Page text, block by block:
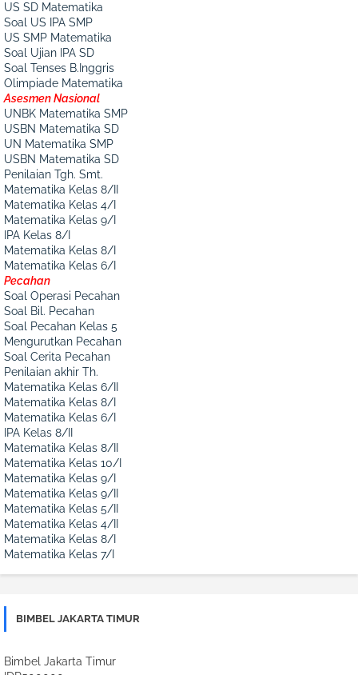
US SD Matematika
Soal US IPA SMP
US SMP Matematika
Soal Ujian IPA SD
Soal Tenses B.Inggris
Olimpiade Matematika
Asesmen Nasional
UNBK Matematika SMP
USBN Matematika SD
UN Matematika SMP
USBN Matematika SD
Penilaian Tgh. Smt.
Matematika Kelas 8/II
Matematika Kelas 4/I
Matematika Kelas 9/I
IPA Kelas 8/I
Matematika Kelas 8/I
Matematika Kelas 6/I
Pecahan
Soal Operasi Pecahan
Soal Bil. Pecahan
Soal Pecahan Kelas 5
Mengurutkan Pecahan
Soal Cerita Pecahan
Penilaian akhir Th.
Matematika Kelas 6/II
Matematika Kelas 8/I
Matematika Kelas 6/I
IPA Kelas 8/II
Matematika Kelas 8/II
Matematika Kelas 10/I
Matematika Kelas 9/I
Matematika Kelas 9/II
Matematika Kelas 5/II
Matematika Kelas 4/II
Matematika Kelas 8/I
Matematika Kelas 7/I
BIMBEL JAKARTA TIMUR
Bimbel Jakarta Timur